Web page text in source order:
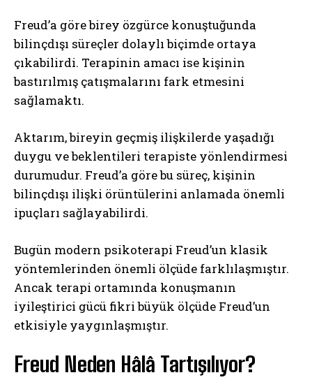
Gizlilik politikasını okudum, onaylıyorum.
Freud’a göre birey özgürce konuştuğunda
bilinçdışı süreçler dolaylı biçimde ortaya
çıkabilirdi. Terapinin amacı ise kişinin
bastırılmış çatışmalarını fark etmesini
sağlamaktı.
Aktarım, bireyin geçmiş ilişkilerde yaşadığı
duygu ve beklentileri terapiste yönlendirmesi
durumudur. Freud’a göre bu süreç, kişinin
bilinçdışı ilişki örüntülerini anlamada önemli
ipuçları sağlayabilirdi.
Bugün modern psikoterapi Freud’un klasik
yöntemlerinden önemli ölçüde farklılaşmıştır.
Ancak terapi ortamında konuşmanın
iyileştirici gücü fikri büyük ölçüde Freud’un
etkisiyle yaygınlaşmıştır.
Freud Neden Hâlâ Tartışılıyor?